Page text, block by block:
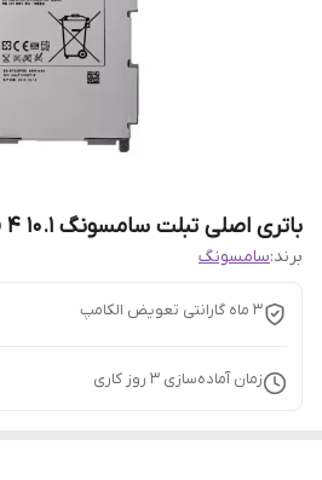
باتری اصلی تبلت سامسونگ T530 Tab 4 10.1
برند:سامسونگ
3 ماه گارانتی تعویض الکامپ
زمان آماده‌سازی 3 روز کاری